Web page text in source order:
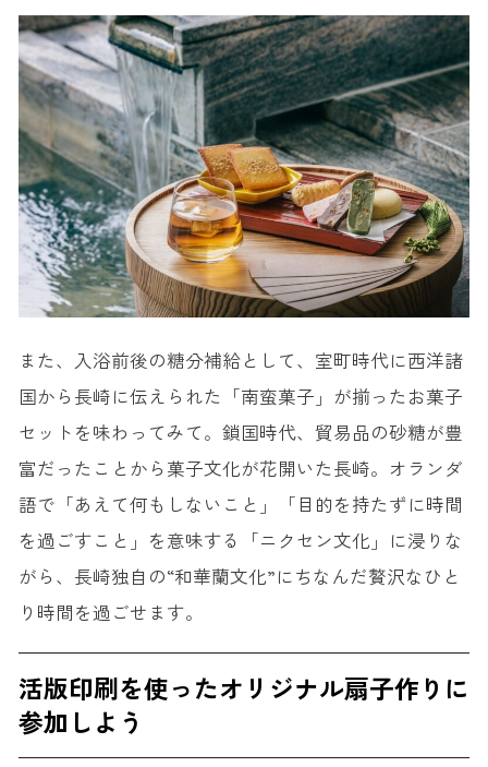
また、入浴前後の糖分補給として、室町時代に西洋諸
国から長崎に伝えられた「南蛮菓子」が揃ったお菓子
セットを味わってみて。鎖国時代、貿易品の砂糖が豊
富だったことから菓子文化が花開いた長崎。オランダ
語で「あえて何もしないこと」「目的を持たずに時間
を過ごすこと」を意味する「ニクセン文化」に浸りな
がら、長崎独自の“和華蘭文化”にちなんだ贅沢なひと
り時間を過ごせます。
活版印刷を使ったオリジナル扇子作りに
参加しよう